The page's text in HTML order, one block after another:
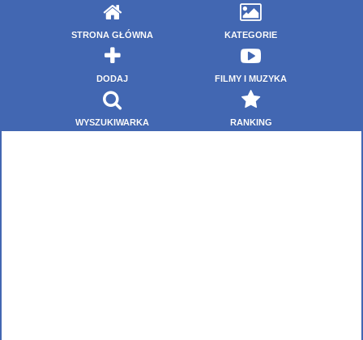
STRONA GŁÓWNA KATEGORIE
DODAJ FILMY I MUZYKA
WYSZUKIWARKA RANKING